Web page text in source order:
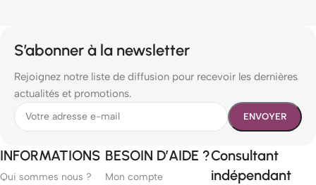
S’abonner à la newsletter
Rejoignez notre liste de diffusion pour recevoir les dernières
actualités et promotions.
INFORMATIONS
Qui sommes nous ?
BESOIN D’AIDE ?
Mon compte
Consultant
indépendant